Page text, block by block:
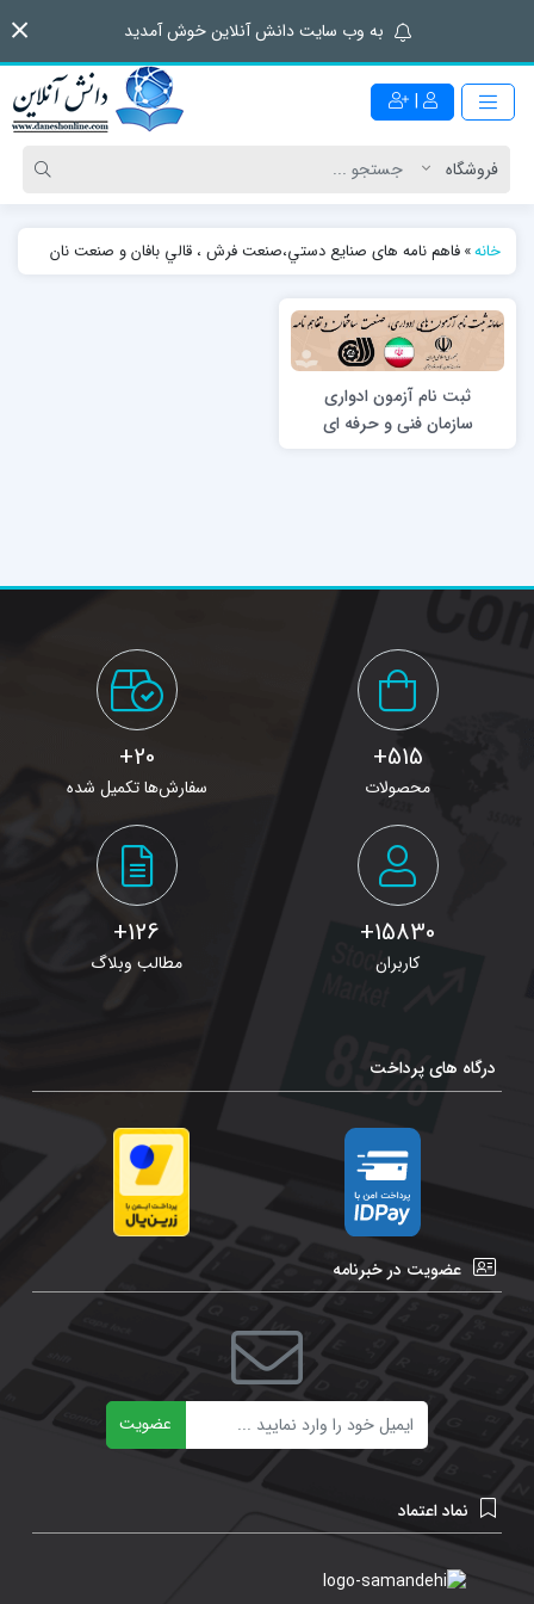
به وب سایت دانش آنلاین خوش آمدید
|
خانه»فاهم نامه های صنايع دستي،صنعت فرش ، قالي بافان و صنعت نان
ثبت نام آزمون ادواری
سازمان فنی و حرفه ای
515+
محصولات
20+
سفارش‌ها تکمیل شده
15830+
کاربران
126+
مطالب وبلاگ
درگاه های پرداخت
عضویت در خبرنامه
عضویت
نماد اعتماد